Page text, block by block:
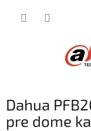
Dahua
pre dome